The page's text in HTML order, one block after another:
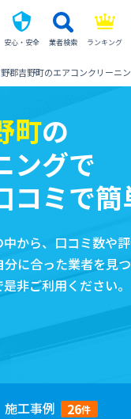
安心・安全 業者検索 ランキング
郡吉野町のエアコンクリーニ
町の
ングで
コミで簡
から、口コミ数や
に合った業者を見
非ご利用ください。
施工事例 26件